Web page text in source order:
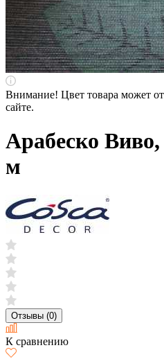
Внимание! Цвет товара может
сайте.
Арабеско Виво,
м
Отзывы (0)
К сравнению